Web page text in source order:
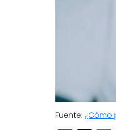
Fuente: ¿Cómo